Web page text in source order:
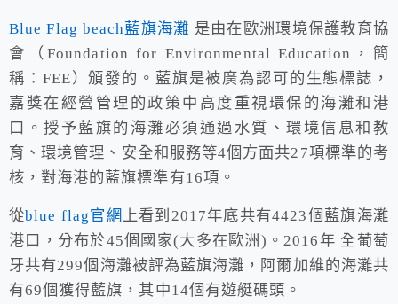
Blue Flag beach藍旗海灘 是由在歐洲環境保護教育協
會（Foundation for Environmental Education，簡
稱：FEE）頒發的。藍旗是被廣為認可的生態標誌，
嘉獎在經營管理的政策中高度重視環保的海灘和港
口。授予藍旗的海灘必須通過水質、環境信息和教
育、環境管理、安全和服務等4個方面共27項標準的考
核，對海港的藍旗標準有16項。
從blue flag官網 上看到2017年底共有4423個藍旗海灘
港口，分布於45個國家(大多在歐洲)。2016年 全葡萄
牙共有299個海灘被評為藍旗海灘，阿爾加維的海灘共
有69個獲得藍旗，其中14個有遊艇碼頭。